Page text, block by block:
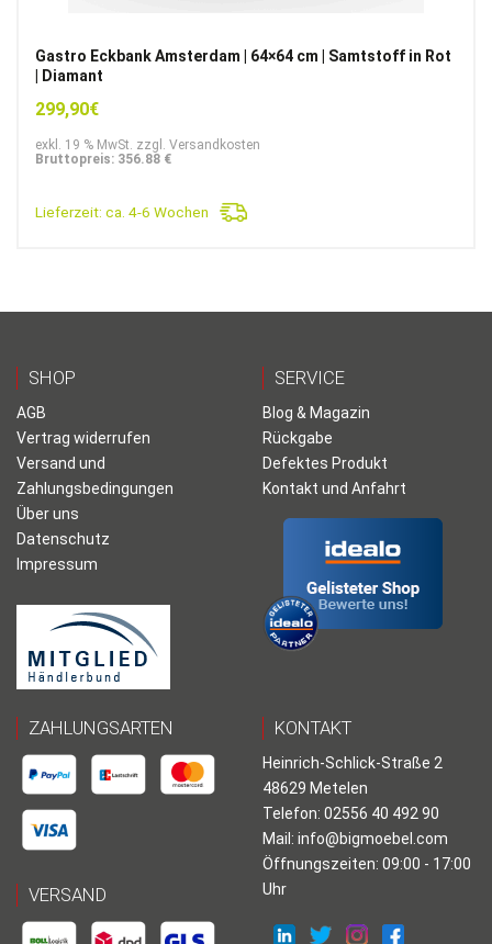
Gastro Eckbank Amsterdam | 64×64 cm | Samtstoff in Rot
| Diamant
299,90€
exkl. 19 % MwSt. zzgl. Versandkosten
Bruttopreis: 356.88 €
Lieferzeit: ca. 4-6 Wochen
SHOP
AGB
Vertrag widerrufen
Versand und
Zahlungsbedingungen
Über uns
Datenschutz
Impressum
SERVICE
Blog & Magazin
Rückgabe
Defektes Produkt
Kontakt und Anfahrt
ZAHLUNGSARTEN
VERSAND
KONTAKT
Heinrich-Schlick-Straße 2
48629 Metelen
Telefon: 02556 40 492 90
Mail: info@bigmoebel.com
Öffnungszeiten: 09:00 - 17:00
Uhr